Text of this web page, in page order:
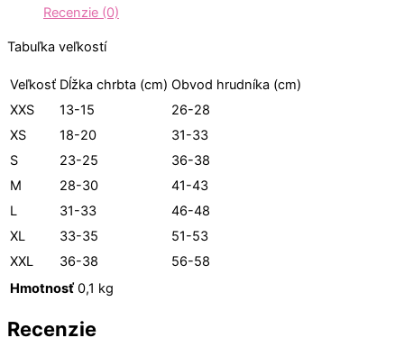
Recenzie (0)
Tabuľka veľkostí
Veľkosť Dĺžka chrbta (cm) Obvod hrudníka (cm)
XXS
13-15
26-28
XS
18-20
31-33
S
23-25
36-38
M
28-30
41-43
L
31-33
46-48
XL
33-35
51-53
XXL
36-38
56-58
Hmotnosť 0,1 kg
Recenzie